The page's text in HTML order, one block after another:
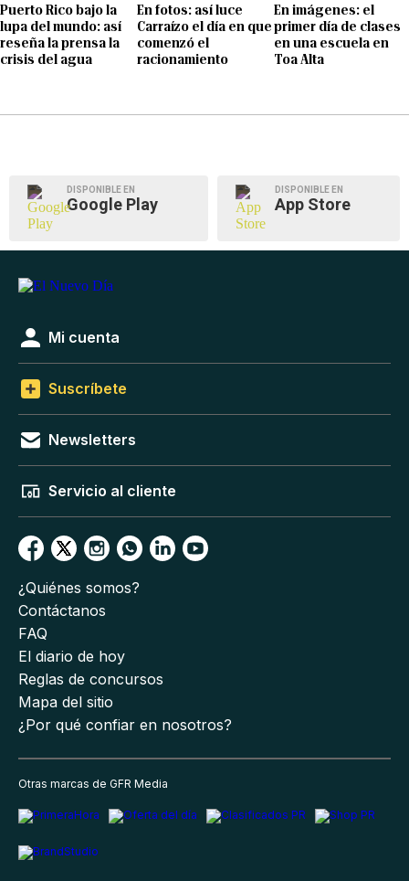
Puerto Rico bajo la
lupa del mundo: así
reseña la prensa la
crisis del agua
En fotos: así luce
Carraízo el día en que
comenzó el
racionamiento
En imágenes: el
primer día de clases
en una escuela en
Toa Alta
DISPONIBLE EN
Google Play
DISPONIBLE EN
App Store
Mi cuenta
Suscríbete
Newsletters
Servicio al cliente
¿Quiénes somos?
Contáctanos
FAQ
El diario de hoy
Reglas de concursos
Mapa del sitio
¿Por qué confiar en nosotros?
Otras marcas de GFR Media